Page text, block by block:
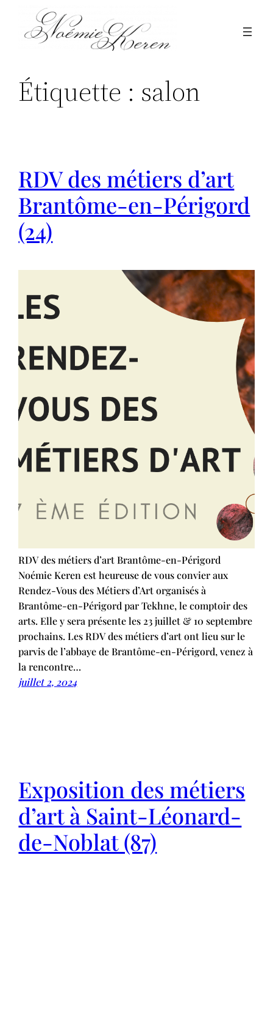
contenu
Étiquette : salon
RDV des métiers d’art
Brantôme-en-Périgord
(24)
RDV des métiers d’art Brantôme-en-Périgord
Noémie Keren est heureuse de vous convier aux
Rendez-Vous des Métiers d’Art organisés à
Brantôme-en-Périgord par Tekhne, le comptoir des
arts. Elle y sera présente les 23 juillet & 10 septembre
prochains. Les RDV des métiers d’art ont lieu sur le
parvis de l’abbaye de Brantôme-en-Périgord, venez à
la rencontre…
juillet 2, 2024
Exposition des métiers
d’art à Saint-Léonard-
de-Noblat (87)